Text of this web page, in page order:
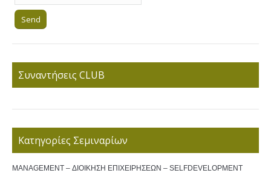
Συναντήσεις CLUB
Κατηγορίες Σεμιναρίων
MANAGEMENT – ΔΙΟΙΚΗΣΗ ΕΠΙΧΕΙΡΗΣΕΩΝ – SELFDEVELOPMENT